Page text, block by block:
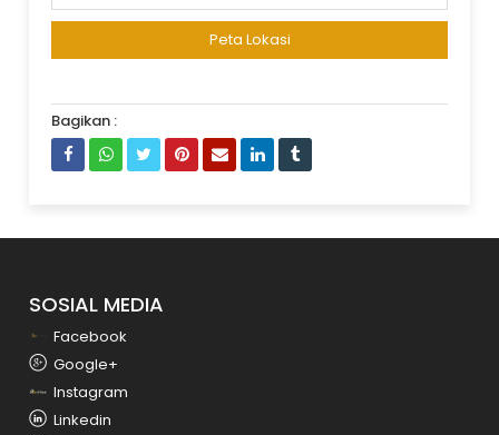
Peta Lokasi
Bagikan :
SOSIAL MEDIA
Facebook
Google+
Instagram
Linkedin